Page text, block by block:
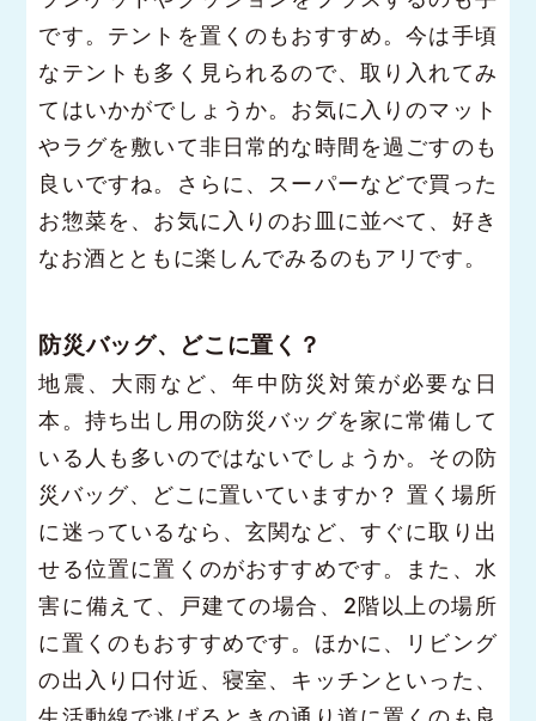
です。テントを置くのもおすすめ。今は手頃
なテントも多く見られるので、取り入れてみ
てはいかがでしょうか。お気に入りのマット
やラグを敷いて非日常的な時間を過ごすのも
良いですね。さらに、スーパーなどで買った
お惣菜を、お気に入りのお皿に並べて、好き
なお酒とともに楽しんでみるのもアリです。
防災バッグ、どこに置く？
地震、大雨など、年中防災対策が必要な日
本。持ち出し用の防災バッグを家に常備して
いる人も多いのではないでしょうか。その防
災バッグ、どこに置いていますか？ 置く場所
に迷っているなら、玄関など、すぐに取り出
せる位置に置くのがおすすめです。また、水
害に備えて、戸建ての場合、2階以上の場所
に置くのもおすすめです。ほかに、リビング
の出入り口付近、寝室、キッチンといった、